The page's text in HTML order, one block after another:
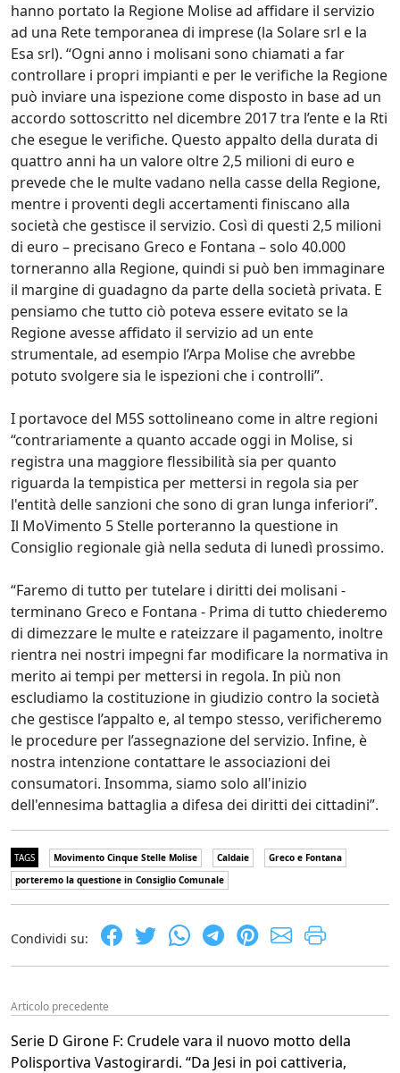
hanno portato la Regione Molise ad affidare il servizio
ad una Rete temporanea di imprese (la Solare srl e la
Esa srl). “Ogni anno i molisani sono chiamati a far
controllare i propri impianti e per le verifiche la Regione
può inviare una ispezione come disposto in base ad un
accordo sottoscritto nel dicembre 2017 tra l’ente e la Rti
che esegue le verifiche. Questo appalto della durata di
quattro anni ha un valore oltre 2,5 milioni di euro e
prevede che le multe vadano nella casse della Regione,
mentre i proventi degli accertamenti finiscano alla
società che gestisce il servizio. Così di questi 2,5 milioni
di euro – precisano Greco e Fontana – solo 40.000
torneranno alla Regione, quindi si può ben immaginare
il margine di guadagno da parte della società privata. E
pensiamo che tutto ciò poteva essere evitato se la
Regione avesse affidato il servizio ad un ente
strumentale, ad esempio l’Arpa Molise che avrebbe
potuto svolgere sia le ispezioni che i controlli”.
I portavoce del M5S sottolineano come in altre regioni
“contrariamente a quanto accade oggi in Molise, si
registra una maggiore flessibilità sia per quanto
riguarda la tempistica per mettersi in regola sia per
l'entità delle sanzioni che sono di gran lunga inferiori”.
Il MoVimento 5 Stelle porteranno la questione in
Consiglio regionale già nella seduta di lunedì prossimo.
“Faremo di tutto per tutelare i diritti dei molisani -
terminano Greco e Fontana - Prima di tutto chiederemo
di dimezzare le multe e rateizzare il pagamento, inoltre
rientra nei nostri impegni far modificare la normativa in
merito ai tempi per mettersi in regola. In più non
escludiamo la costituzione in giudizio contro la società
che gestisce l’appalto e, al tempo stesso, verificheremo
le procedure per l’assegnazione del servizio. Infine, è
nostra intenzione contattare le associazioni dei
consumatori. Insomma, siamo solo all'inizio
dell'ennesima battaglia a difesa dei diritti dei cittadini”.
TAGS Movimento Cinque Stelle Molise Caldaie
Greco e Fontana
porteremo la questione in Consiglio Comunale
Condividi su:
Articolo precedente
Serie D Girone F: Crudele vara il nuovo motto della
Polisportiva Vastogirardi. “Da Jesi in poi cattiveria,